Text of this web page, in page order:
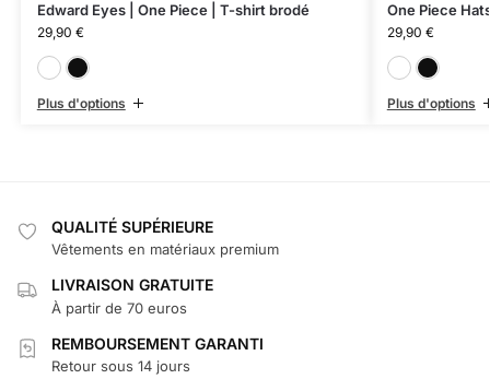
Edward Eyes | One Piece | T-shirt brodé
29,90 €
Plus d'options
One Piece
29,90 €
Plus d'options
QUALITÉ SUPÉRIEURE
Vêtements en matériaux premium
LIVRAISON GRATUITE
À partir de 70 euros
REMBOURSEMENT GARANTI
Retour sous 14 jours